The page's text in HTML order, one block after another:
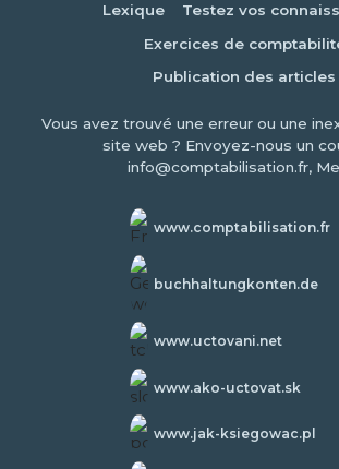
Lexique
Testez vos
Exercices de
Publication des articles
Vous avez trouvé une erreur ou une
site web ? Envoyez-nous un
info@comptabilisation.fr,
www.comptabilisation.fr
buchhaltungkonten.de
www.uctovani.net
www.ako-uctovat.sk
www.jak-ksiegowac.pl